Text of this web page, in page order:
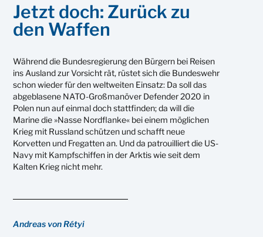
Jetzt doch: Zurück zu
den Waffen
Während die Bundesregierung den Bürgern bei Reisen
ins Ausland zur Vorsicht rät, rüstet sich die Bundeswehr
schon wieder für den weltweiten Einsatz: Da soll das
abgeblasene NATO-Großmanöver Defender 2020 in
Polen nun auf einmal doch stattfinden; da will die
Marine die »Nasse Nordflanke« bei einem möglichen
Krieg mit Russland schützen und schafft neue
Korvetten und Fregatten an. Und da patrouilliert die US-
Navy mit Kampfschiffen in der Arktis wie seit dem
Kalten Krieg nicht mehr.
Andreas von Rétyi